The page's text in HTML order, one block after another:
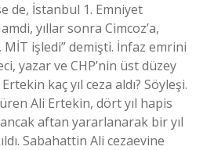
de, İstanbul 1. Emniyet
yıllar sonra Cimcoz’a,
MİT işledi” demişti. İnfaz emrini
yazar ve CHP’nin üst düzey
kaç yıl ceza aldı? Söyleşi.
Ali Ertekin, dört yıl hapis
ancak aftan yararlanarak bir yıl
Sabahattin Ali cezaevine